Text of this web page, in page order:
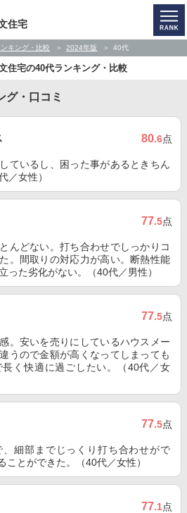
住宅
キング・比較 2024年版 40代
住宅の40代ランキング・比較
グ・口コミ
80.6点
ているし、困った事があるときちん
／女性）
77.5点
んどない。打ち合わせでしっかりコ
。間取りの対応力が高い。断熱性能
った劣化がない。（40代／男性）
77.5点
。安いを売りにしているハウスメー
うので金額が高くなってしまっても
く快適に過ごしたい。（40代／女
77.5点
細部までじっくり打ち合わせがで
ことができた。（40代／女性）
77.1点